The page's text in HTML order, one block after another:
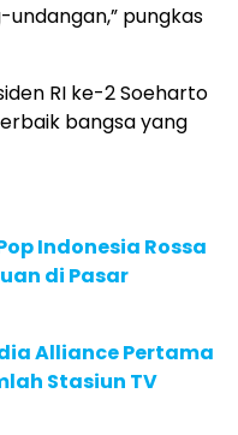
pungkas
RI ke-2 Soeharto
bangsa yang
Indonesia Rossa
di Pasar
Alliance Pertama
Stasiun TV